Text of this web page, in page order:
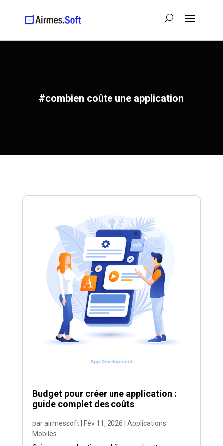
#combien coûte une application
Budget pour créer une application :
guide complet des coûts
parairmessoft| Fév 11, 2026
Applications
Mobiles